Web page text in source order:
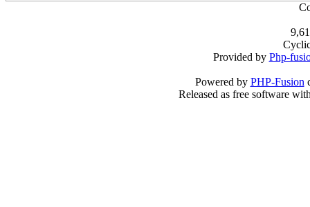
Provided by Php-
Powered by PHP-Fusion
Released as free software